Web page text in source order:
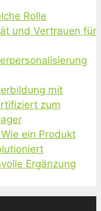
Rolle
und Vertrauen für
mit
zum
ein Produkt
Ergänzung